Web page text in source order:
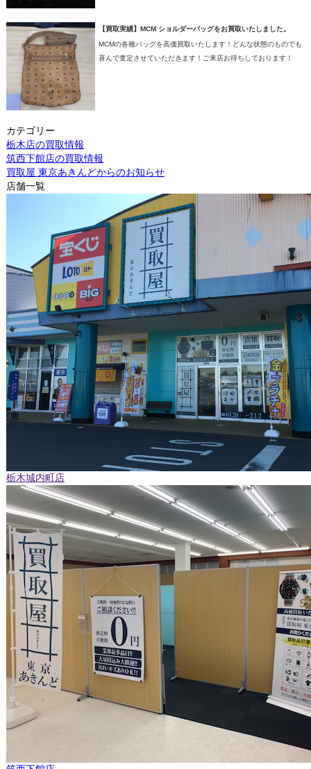
【買取実績】MCM ショルダーバッグをお買取いたしました。
MCMの各種バッグを高価買取いたします！どんな状態のものでも
喜んで査定させていただきます！ご来店お待ちしております！
カテゴリー
栃木店の買取情報
筑西下館店の買取情報
買取屋 東京あきんどからのお知らせ
店舗一覧
栃木城内町店